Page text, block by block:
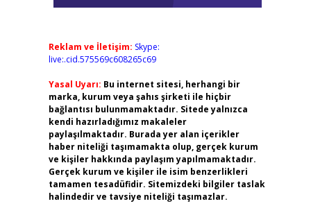
Reklam ve İletişim: Skype:
live:.cid.575569c608265c69
Yasal Uyarı: Bu internet sitesi, herhangi bir
marka, kurum veya şahıs şirketi ile hiçbir
bağlantısı bulunmamaktadır. Sitede yalnızca
kendi hazırladığımız makaleler
paylaşılmaktadır. Burada yer alan içerikler
haber niteliği taşımamakta olup, gerçek kurum
ve kişiler hakkında paylaşım yapılmamaktadır.
Gerçek kurum ve kişiler ile isim benzerlikleri
tamamen tesadüfidir. Sitemizdeki bilgiler taslak
halindedir ve tavsiye niteliği taşımazlar.